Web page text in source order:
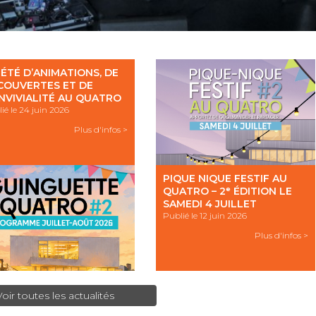
D’ANIMATIONS, DE
ET DE
AU QUATRO
le 24 juin 2026
Plus d'infos >
PIQUE NIQUE FESTIF AU
QUATRO – 2ᵉ ÉDITION LE
SAMEDI 4 JUILLET
Publié le 12 juin 2026
Plus d'infos >
toutes les actualités